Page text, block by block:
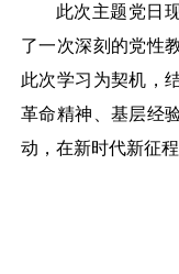
此次主题党日
了一次深刻的党性
此次学习为契机，
革命精神、基层经
动，在新时代新征